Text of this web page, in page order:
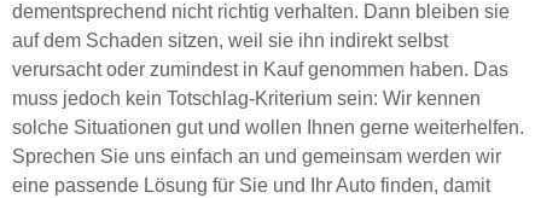
dementsprechend nicht richtig verhalten. Dann bleiben sie
auf dem Schaden sitzen, weil sie ihn indirekt selbst
verursacht oder zumindest in Kauf genommen haben. Das
muss jedoch kein Totschlag-Kriterium sein: Wir kennen
solche Situationen gut und wollen Ihnen gerne weiterhelfen.
Sprechen Sie uns einfach an und gemeinsam werden wir
eine passende Lösung für Sie und Ihr Auto finden, damit